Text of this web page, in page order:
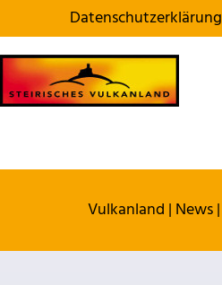
Datenschutzerklärung
Vulkanland | News|